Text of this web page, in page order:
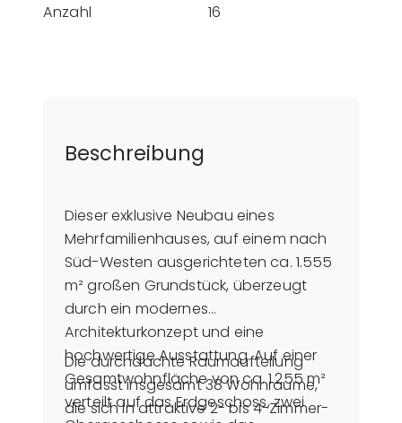
Anzahl
16
Beschreibung
Dieser exklusive Neubau eines
Mehrfamilienhauses, auf einem nach
Süd-Westen ausgerichteten ca. 1.555
m² großen Grundstück, überzeugt
durch ein modernes
Architekturkonzept und eine
hochwertige Ausstattung. Auf einer
Gesamtwohnfläche von ca. 1.255 m²
verteilt auf das Erdgeschoss, zwei
Die durchdachte Raumaufteilung
umfasst insgesamt 38 Wohnräume,
die sich in attraktive 2- bis 4-Zimmer-